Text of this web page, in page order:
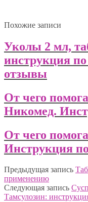
Похожие записи
Уколы 2 мл,
инструкция
отзывы
От чего
Никомед.
От чего
Инструкция
Предыдущая запись
применению
Следующая запись
Тамсулозин: